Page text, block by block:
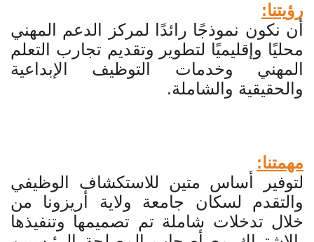
رؤيتنا:
أن نكون نموذجًا رائدًا لمركز الدعم المهني
محليًا وإقليميًا لتطوير وتقديم تجارب التعلم
المهني وخدمات التوظيف الإبداعية
والحقيقية والشاملة.
مهمتنا:
لتوفير أساس متين للاستكشاف الوظيفي
والتقدم لسكان جامعة ولاية أريزونا من
خلال تدخلات شاملة تم تصميمها وتنفيذها